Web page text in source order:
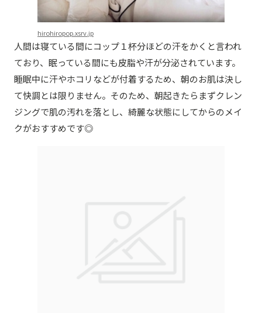
hirohiropop.xsrv.jp
人間は寝ている間にコップ１杯分ほどの汗をかくと言われ
ており、眠っている間にも皮脂や汗が分泌されています。
睡眠中に汗やホコリなどが付着するため、朝のお肌は決し
て快調とは限りません。そのため、朝起きたらまずクレン
ジングで肌の汚れを落とし、綺麗な状態にしてからのメイ
クがおすすめです◎